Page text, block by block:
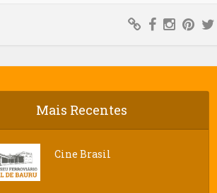
Mais Recentes
Cine Brasil